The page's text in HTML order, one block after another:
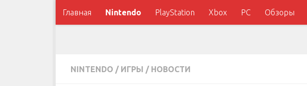
Главная Nintendo PlayStation Xbox PC Обзоры
NINTENDO / ИГРЫ / НОВОСТИ